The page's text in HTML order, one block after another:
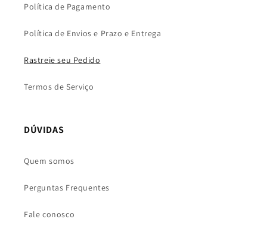
Política de Pagamento
Política de Envios e Prazo e Entrega
Rastreie seu Pedido
Termos de Serviço
DÚVIDAS
Quem somos
Perguntas Frequentes
Fale conosco